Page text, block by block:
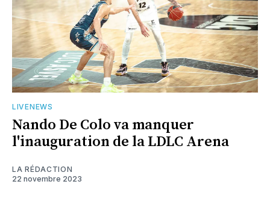
LIVENEWS
Nando De Colo va manquer
l'inauguration de la LDLC Arena
LA RÉDACTION
22 novembre 2023